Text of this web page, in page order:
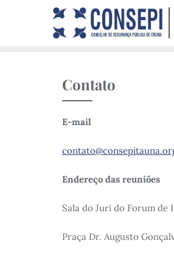
Contato
E-mail
Endereço das reuniões
Sala do Juri do Forum de
Praça Dr. Augusto